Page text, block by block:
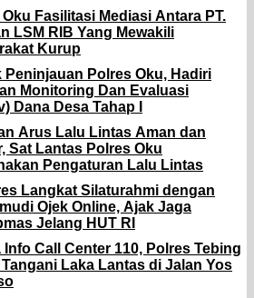
Oku Fasilitasi Mediasi Antara PT.
LSM RIB Yang Mewakili
Kurup
Peninjauan Polres Oku, Hadiri
Monitoring Dan Evaluasi
Dana Desa Tahap I
Arus Lalu Lintas Aman dan
Sat Lantas Polres Oku
Pengaturan Lalu Lintas
Langkat Silaturahmi dengan
Ojek Online, Ajak Jaga
Jelang HUT RI
Info Call Center 110, Polres Tebing
Laka Lantas di Jalan Yos